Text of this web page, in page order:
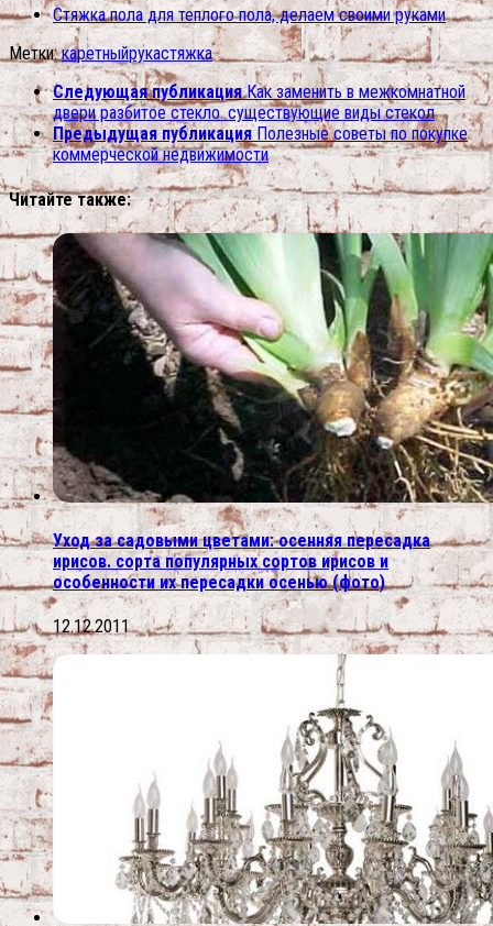
Стяжка пола для теплого пола, делаем своими руками
Метки: каретныйрукастяжка
Следующая публикация Как заменить в межкомнатной
двери разбитое стекло. существующие виды стекол
Предыдущая публикация Полезные советы по покупке
коммерческой недвижимости
Читайте также:
Уход за садовыми цветами: осенняя пересадка
ирисов. сорта популярных сортов ирисов и
особенности их пересадки осенью (фото)
12.12.2011